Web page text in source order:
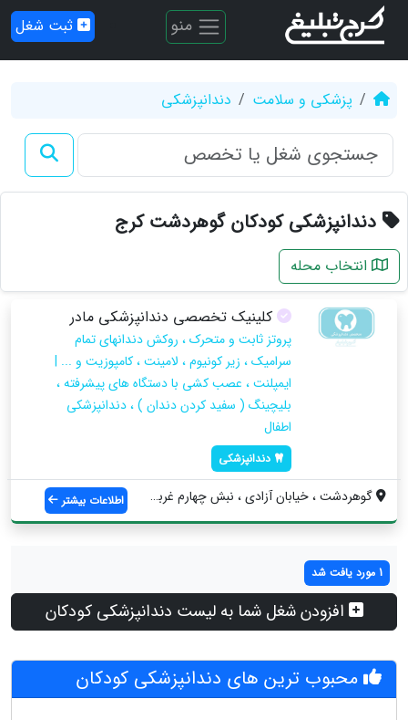
منو ثبت شغل
پزشکی و سلامت دندانپزشکی
دندانپزشکی کودکان گوهردشت کرج
انتخاب محله
کلینیک تخصصی دندانپزشکی مادر
پروتز ثابت و متحرک ، روکش دندانهای تمام
سرامیک ، زیر کونیوم ، لامینت ، کامپوزیت و ... |
ایمپلنت ، عصب کشی با دستگاه های پیشرفته ،
بلیچینگ ( سفید کردن دندان ) ، دندانپزشکی
اطفال
دندانپزشکی
گوهردشت ، خیابان آزادی ، نبش چهارم غربی ... اطلاعات بیشتر
1 مورد یافت شد
افزودن شغل شما به لیست دندانپزشکی کودکان
محبوب ترین های دندانپزشکی کودکان